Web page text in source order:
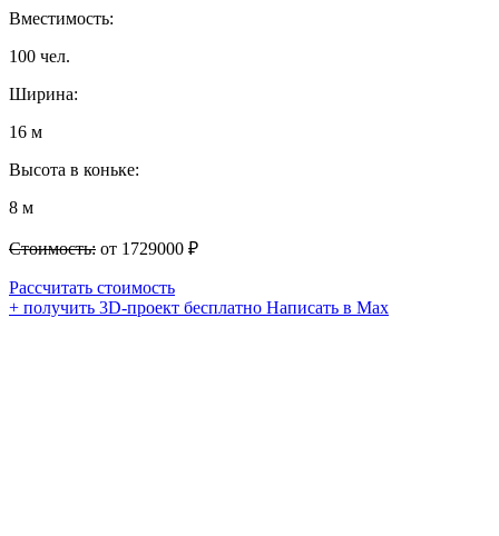
Вместимость:
100 чел.
Ширина:
16 м
Высота в коньке:
8 м
Стоимость: от 1729000 ₽
Рассчитать стоимость
+ получить 3D-проект бесплатно Написать в Max